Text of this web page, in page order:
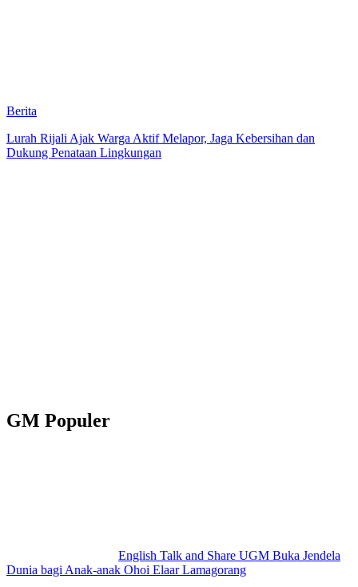
Berita
Lurah Rijali Ajak Warga Aktif Melapor, Jaga Kebersihan dan
Dukung Penataan Lingkungan
GM Populer
English Talk and Share UGM Buka Jendela
Dunia bagi Anak-anak Ohoi Elaar Lamagorang